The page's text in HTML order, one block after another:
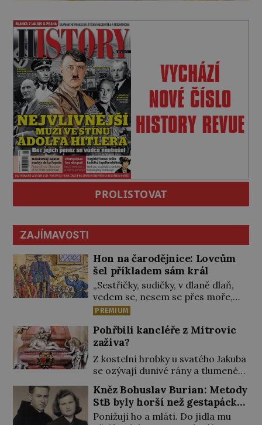
PROLISTOVAT
ZAJÍMAVOSTI
Hon na čarodějnice: Lovcům
šel příkladem sám král
„Sestřičky, sudičky, v dlaně dlaň,
vedem se, nesem se přes moře,
pláň, kouzlo teď točme kol a kol.“
diváci v hledišti napětím ani
nedýchají. Píše se rok 1606 a
populární anglický dramatik
William Shakespeare uvádí svou
Tragédii o Macbethovi. Napsal ji
pro krále Jakuba I., jenž v roce
1603 vystřídal […]
PREMIUM
Pohřbili kancléře z Mitrovic
zaživa?
Z kostelní hrobky u svatého Jakuba
se ozývají dunivé rány a tlumené
pověrčiví lidé. Ani za dvě kopy
grošů by se nikdo neodvážil
podzemní hrobku otevřít a její
Kněz Bohuslav Burian: Metody
StB byly horší než gestapácké
trýznění
Ponižují ho a mlátí. Do jídla mu